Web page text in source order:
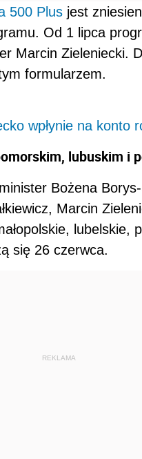
500 Plus jest
Od 1 lipca
Marcin Zieleniecki.
formularzem.
wpłynie na konto
lubuskim i
Bożena
Marcin
lubelskie,
się 26 czerwca.
REKLAMA